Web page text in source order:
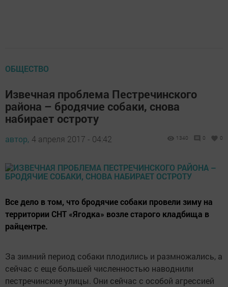
ОБЩЕСТВО
Извечная проблема Пестречинского
района – бродячие собаки, снова
набирает остроту
автор, 4 апреля 2017 - 04:42 1340 0 0
Все дело в том, что бродячие собаки провели зиму на
территории СНТ «Ягодка» возле старого кладбища в
райцентре.
За зимний период собаки плодились и размножались, а
сейчас с еще большей численностью наводнили
пестречинские улицы. Они сейчас с особой агрессией